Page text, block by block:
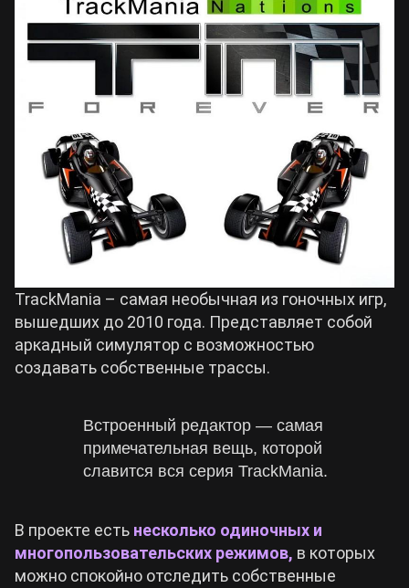
TrackMania – самая необычная из гоночных игр,
вышедших до 2010 года. Представляет собой
аркадный симулятор с возможностью
создавать собственные трассы.
Встроенный редактор — самая
примечательная вещь, которой
славится вся серия TrackMania.
В проекте есть несколько одиночных и
многопользовательских режимов, в которых
можно спокойно отследить собственные